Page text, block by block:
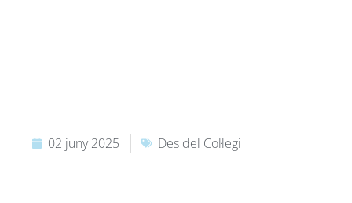
02 juny 2025 Des del Col·legi